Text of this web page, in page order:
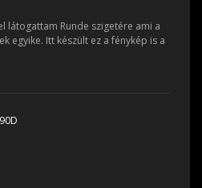
látogattam Runde szigetére ami a
egyike. Itt készült ez a fénykép is a